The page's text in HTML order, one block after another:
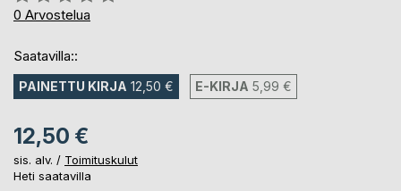
0%
0 Arvostelua
Saatavilla::
PAINETTU KIRJA 12,50 € E-KIRJA 5,99 €
12,50 €
sis. alv. / Toimituskulut
Heti saatavilla